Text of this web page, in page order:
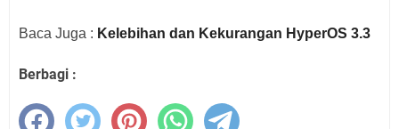
Baca Juga : Kelebihan dan Kekurangan HyperOS 3.3
Berbagi :